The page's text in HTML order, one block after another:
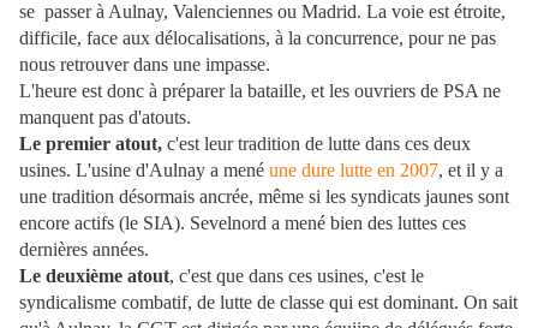
se passer à Aulnay, Valenciennes ou Madrid. La voie est étroite,
difficile, face aux délocalisations, à la concurrence, pour ne pas
nous retrouver dans une impasse.
L'heure est donc à préparer la bataille, et les ouvriers de PSA ne
manquent pas d'atouts.
Le premier atout, c'est leur tradition de lutte dans ces deux
usines. L'usine d'Aulnay a mené une dure lutte en 2007, et il y a
une tradition désormais ancrée, même si les syndicats jaunes sont
encore actifs (le SIA). Sevelnord a mené bien des luttes ces
dernières années.
Le deuxième atout, c'est que dans ces usines, c'est le
syndicalisme combatif, de lutte de classe qui est dominant. On sait